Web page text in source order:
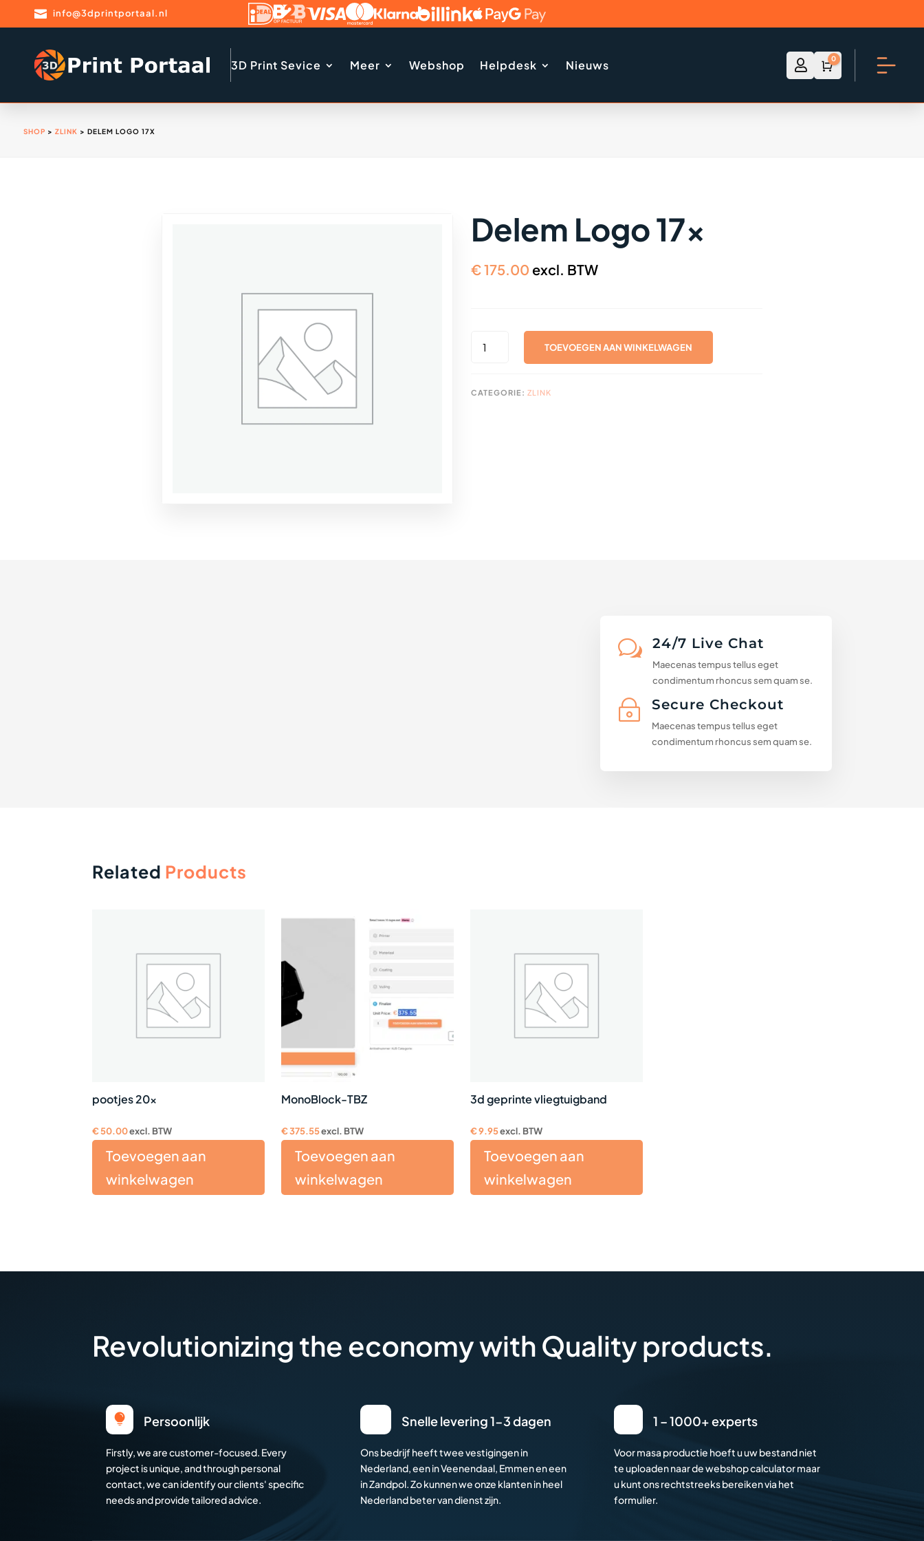
 info@3dprintportaal.nl
3D Print Sevice Meer Webshop Helpdesk Nieuws  Account
Winkelwagen
0
0.00
SHOP > ZLINK > DELEM LOGO 17X
Delem Logo 17x
€175.00 excl. BTW
LOGO
TOEVOEGEN AAN WINKELWAGEN
CATEGORIE:ZLINK
w 24/7 Live Chat
Maecenas tempus tellus eget
condimentum rhoncus sem quam se.
~ Secure Checkout
Maecenas tempus tellus eget
condimentum rhoncus sem quam se.
Related Products
pootjes 20x
€50.00excl. BTW
Toevoegen aan
winkelwagen
MonoBlock-TBZ
€375.55excl. BTW
Toevoegen aan
winkelwagen
3d geprinte vliegtuigband
€9.95excl. BTW
Toevoegen aan
winkelwagen
Revolutionizing the economy with Quality products.
 Persoonlijk
Firstly, we are customer-focused. Every
project is unique, and through personal
contact, we can identify our clients' specific
needs and provide tailored advice.
Snelle levering 1-3 dagen
Ons bedrijf heeft twee vestigingen in
Nederland, een in Veenendaal, Emmen en een
in Zandpol. Zo kunnen we onze klanten in heel
Nederland beter van dienst zijn.
1 – 1000+ experts
Voor masa productie hoeft u uw bestand niet
te uploaden naar de webshop calculator maar
u kunt ons rechtstreeks bereiken via het
formulier.